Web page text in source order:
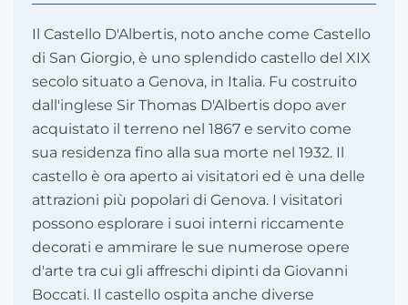
Il Castello D'Albertis, noto anche come Castello
di San Giorgio, è uno splendido castello del XIX
secolo situato a Genova, in Italia. Fu costruito
dall'inglese Sir Thomas D'Albertis dopo aver
acquistato il terreno nel 1867 e servito come
sua residenza fino alla sua morte nel 1932. Il
castello è ora aperto ai visitatori ed è una delle
attrazioni più popolari di Genova. I visitatori
possono esplorare i suoi interni riccamente
decorati e ammirare le sue numerose opere
d'arte tra cui gli affreschi dipinti da Giovanni
Boccati. Il castello ospita anche diverse